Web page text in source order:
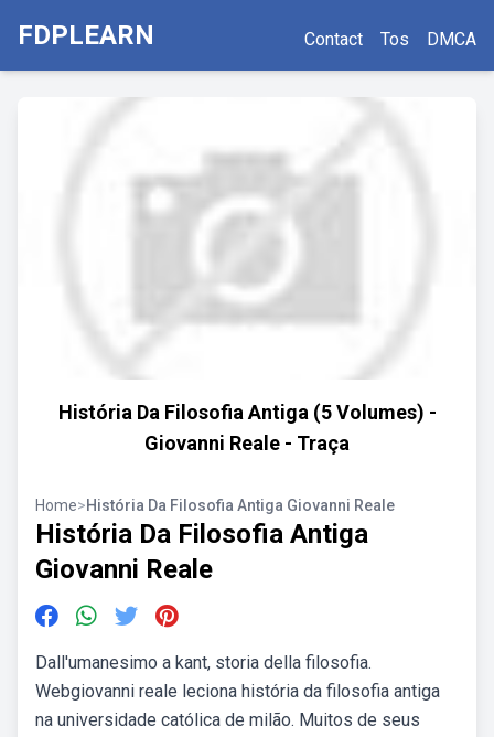
FDPLEARN Contact Tos DMCA
História Da Filosofia Antiga (5 Volumes) -
Giovanni Reale - Traça
Home>História Da Filosofia Antiga Giovanni Reale
História Da Filosofia Antiga
Giovanni Reale
Dall'umanesimo a kant, storia della filosofia.
Webgiovanni reale leciona história da filosofia antiga
na universidade católica de milão. Muitos de seus